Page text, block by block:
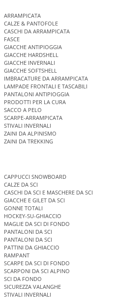
ARRAMPICATA
CALZE & PANTOFOLE
CASCHI DA ARRAMPICATA
FASCE
GIACCHE ANTIPIOGGIA
GIACCHE HARDSHELL
GIACCHE INVERNALI
GIACCHE SOFTSHELL
IMBRACATURE DA ARRAMPICATA
LAMPADE FRONTALI E TASCABILI
PANTALONI ANTIPIOGGIA
PRODOTTI PER LA CURA
SACCO A PELO
SCARPE-ARRAMPICATA
STIVALI INVERNALI
ZAINI DA ALPINISMO
ZAINI DA TREKKING
CAPPUCCI SNOWBOARD
CALZE DA SCI
CASCHI DA SCI E MASCHERE DA SCI
GIACCHE E GILET DA SCI
GONNE TOTALI
HOCKEY-SU-GHIACCIO
MAGLIE DA SCI DI FONDO
PANTALONI DA SCI
PANTALONI DA SCI
PATTINI DA GHIACCIO
RAMPANT
SCARPE DA SCI DI FONDO
SCARPONI DA SCI ALPINO
SCI DA FONDO
SICUREZZA VALANGHE
STIVALI INVERNALI